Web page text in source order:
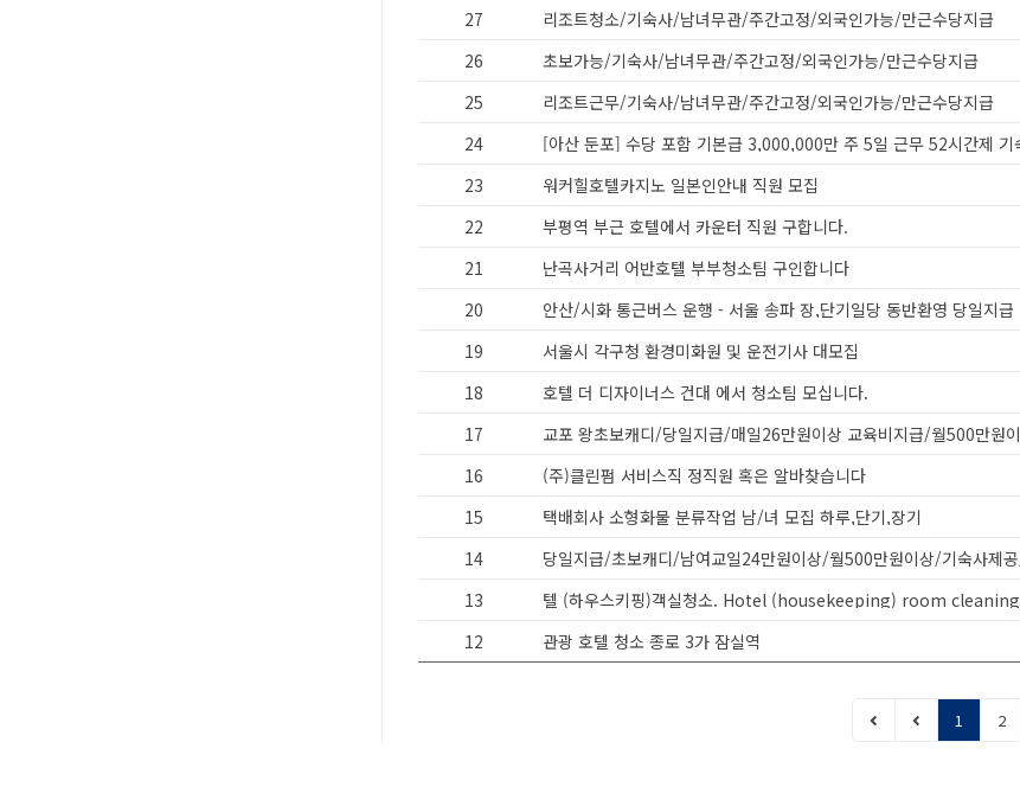
27
리조트청소/기숙사/남녀무관/주간고정/외국인가능/만근수당지급
26
초보가능/기숙사/남녀무관/주간고정/외국인가능/만근수당지급
25
리조트근무/기숙사/남녀무관/주간고정/외국인가능/만근수당지급
24
23
워커힐호텔카지노 일본인안내 직원 모집
22
부평역 부근 호텔에서 카운터 직원 구합니다.
21
난곡사거리 어반호텔 부부청소팀 구인합니다
20
안산/시화 통근버스 운행 - 서울 송파 장,단기일당 동반환영 당일지급
19
서울시 각구청 환경미화원 및 운전기사 대모집
18
호텔 더 디자이너스 건대 에서 청소팀 모십니다.
17
16
(주)클린펌 서비스직 정직원 혹은 알바찾습니다
15
택배회사 소형화물 분류작업 남/녀 모집 하루,단기,장기
14
13
텔 (하우스키핑)객실청소. Hotel (housekeeping) room cleaning
12
관광 호텔 청소 종로 3가 잠실역
1 2